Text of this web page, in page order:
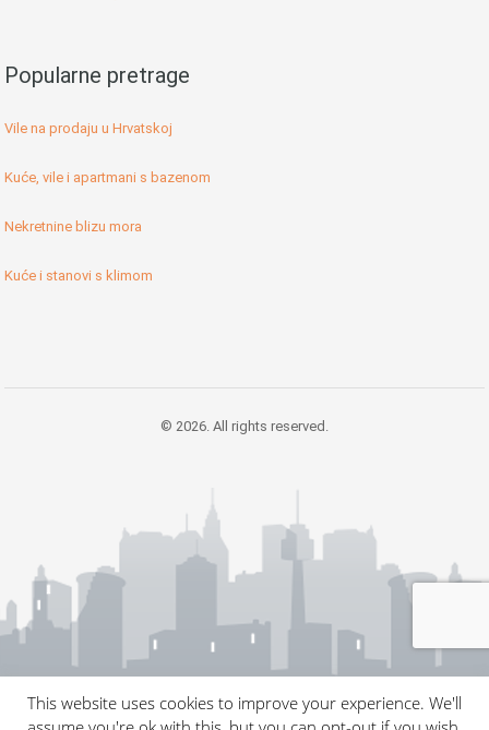
Popularne pretrage
Vile na prodaju u Hrvatskoj
Kuće, vile i apartmani s bazenom
Nekretnine blizu mora
Kuće i stanovi s klimom
© 2026. All rights reserved.
This website uses cookies to improve your experience. We'll